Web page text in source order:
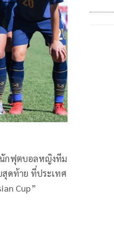
นักฟุตบอลหญิงทีม
สุดท้าย ที่ประเทศ
Cup”